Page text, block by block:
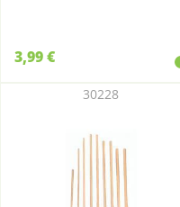
3,99 €
30228